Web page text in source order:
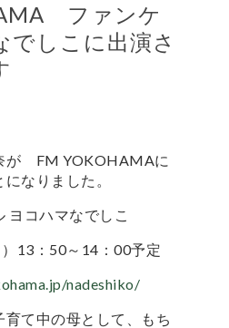
ファンケ
でしこに出演さ
が FM YOKOHAMAに
なりました。
ヨコハマなでしこ
13：50～14：00予定
nadeshiko/
て中の母として、もち